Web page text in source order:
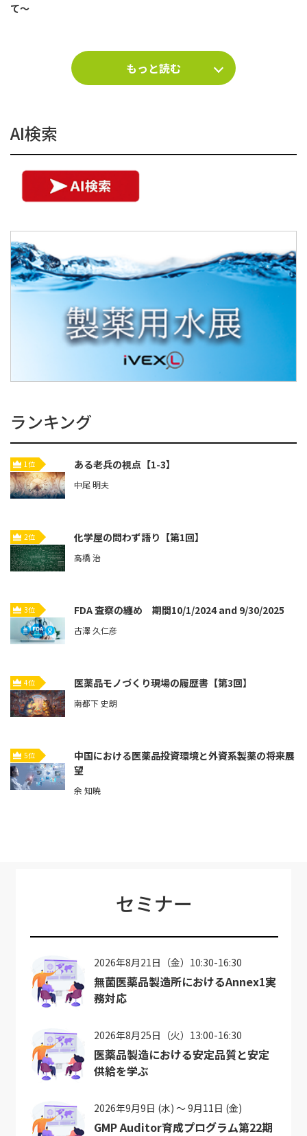
て～
もっと読む
AI検索
ランキング
1位 ある老兵の視点【1-3】
中尾 明夫
2位 化学屋の問わず語り【第1回】
高橋 治
3位 FDA 査察の纏め 期間10/1/2024 and 9/30/2025
古澤 久仁彦
4位 医薬品モノづくり現場の履歴書【第3回】
南都下 史朗
5位
中国における医薬品投資環境と外資系製薬の将来展
望
余 知暁
セミナー
2026年8月21日（金）10:30-16:30
無菌医薬品製造所におけるAnnex1実
務対応
2026年8月25日（火）13:00-16:30
医薬品製造における安定品質と安定
供給を学ぶ
2026年9月9日 (水) ～ 9月11日 (金)
GMP Auditor育成プログラム第22期